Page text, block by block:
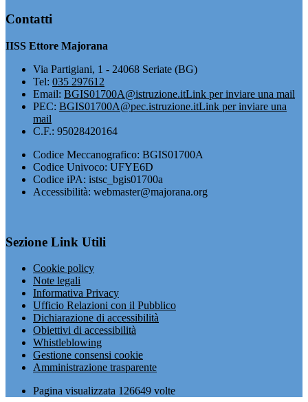
Contatti
IISS Ettore Majorana
Via Partigiani, 1 - 24068 Seriate (BG)
Tel: 035 297612
Email: BGIS01700A@istruzione.itLink per inviare una mail
PEC: BGIS01700A@pec.istruzione.itLink per inviare una
mail
C.F.: 95028420164
Codice Meccanografico: BGIS01700A
Codice Univoco: UFYE6D
Codice iPA: istsc_bgis01700a
Accessibilità: webmaster@majorana.org
Sezione Link Utili
Cookie policy
Note legali
Informativa Privacy
Ufficio Relazioni con il Pubblico
Dichiarazione di accessibilità
Obiettivi di accessibilità
Whistleblowing
Gestione consensi cookie
Amministrazione trasparente
Pagina visualizzata 126649 volte